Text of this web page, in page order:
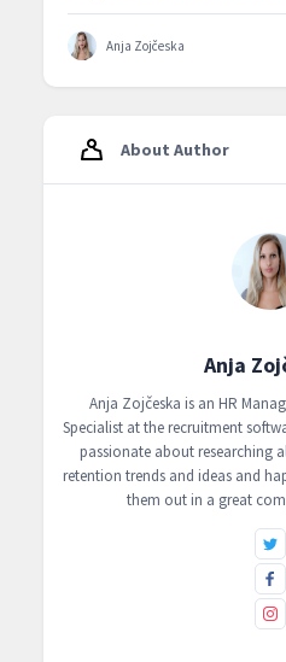
Anja Zojčeska
About Author
Anja
Anja Zojčeska is an HR
Specialist at the recruitment
passionate about researching
retention trends and ideas and
them out in a great